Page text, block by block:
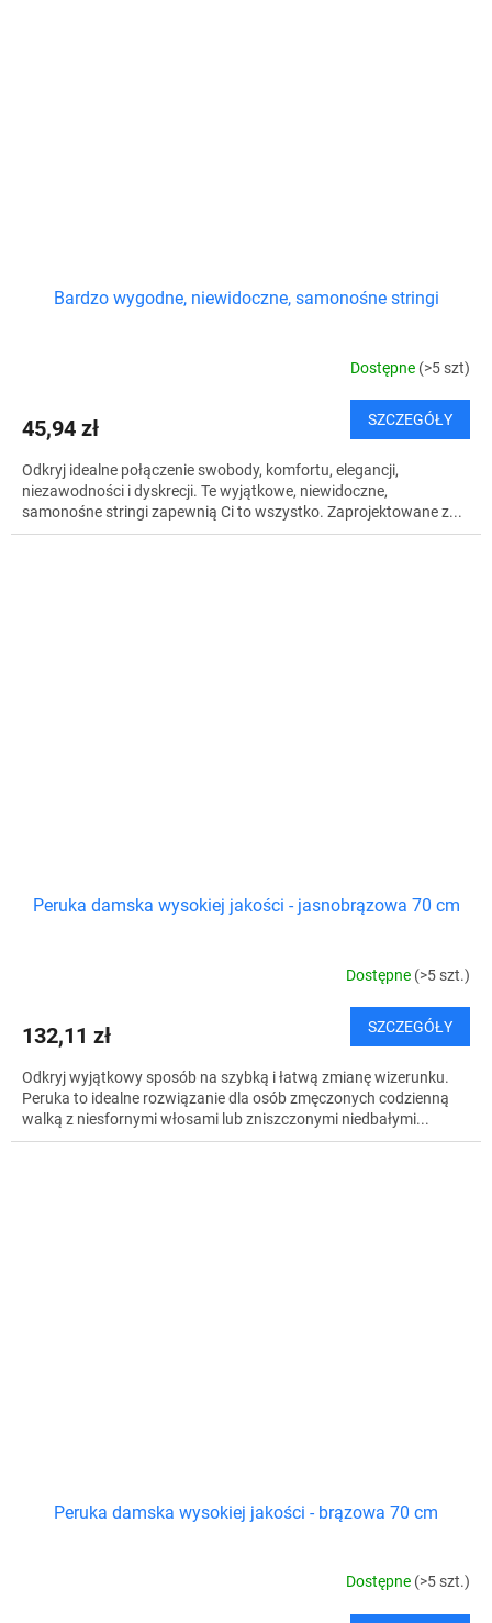
Bardzo wygodne, niewidoczne, samonośne stringi
Dostępne (>5 szt)
45,94 zł SZCZEGÓŁY
Odkryj idealne połączenie swobody, komfortu, elegancji,
niezawodności i dyskrecji. Te wyjątkowe, niewidoczne,
samonośne stringi zapewnią Ci to wszystko. Zaprojektowane z...
Peruka damska wysokiej jakości - jasnobrązowa 70 cm
Dostępne (>5 szt.)
132,11 zł SZCZEGÓŁY
Odkryj wyjątkowy sposób na szybką i łatwą zmianę wizerunku.
Peruka to idealne rozwiązanie dla osób zmęczonych codzienną
walką z niesfornymi włosami lub zniszczonymi niedbałymi...
Peruka damska wysokiej jakości - brązowa 70 cm
Dostępne (>5 szt.)